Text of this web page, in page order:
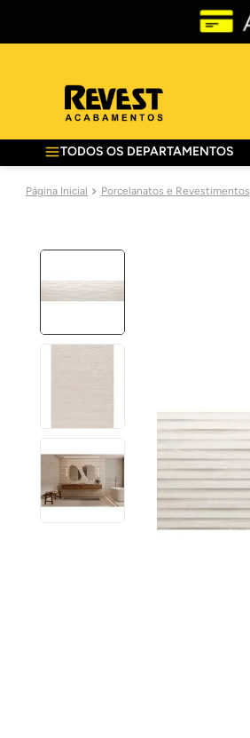
TODOS OS DEPARTAMENTOS
Porcelanatos e Revestimentos